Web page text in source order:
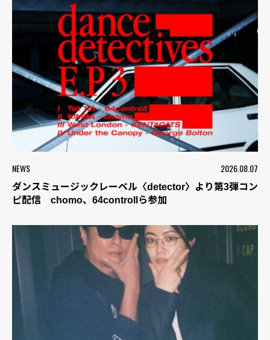
NEWS 2026.08.07
ダンスミュージックレーベル〈detector〉より第3弾コン
ピ配信 chomo、64controllら参加